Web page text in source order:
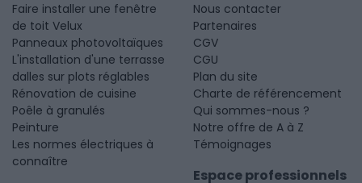
Faire installer une fenêtre
de toit Velux
Panneaux photovoltaïques
L'installation d'une terrasse
dalles sur plots réglables
Rénovation de cuisine
Poêle à granulés
Peinture
Les normes électriques à
connaître
Nous contacter
Partenaires
CGV
CGU
Plan du site
Charte de référencement
Qui sommes-nous ?
Notre offre de A à Z
Témoignages
Espace professionnels